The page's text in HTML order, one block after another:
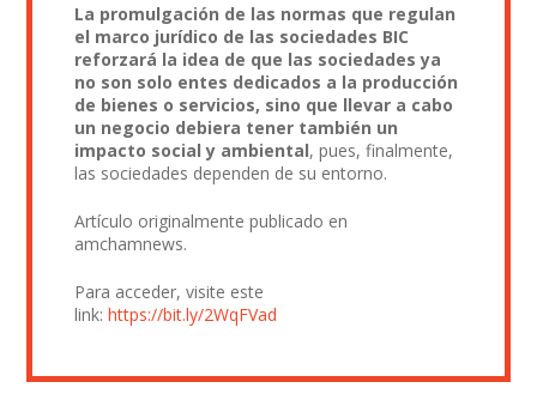
La promulgación de las normas que regulan
el marco jurídico de las sociedades BIC
reforzará la idea de que las sociedades ya
no son solo entes dedicados a la producción
de bienes o servicios, sino que llevar a cabo
un negocio debiera tener también un
impacto social y ambiental, pues, finalmente,
las sociedades dependen de su entorno.
Artículo originalmente publicado en
amchamnews.
Para acceder, visite este
link:https://bit.ly/2WqFVad